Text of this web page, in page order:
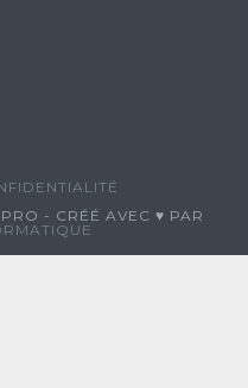
- CRÉÉ AVEC ♥ PAR